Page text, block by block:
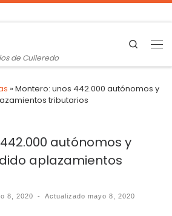
de Culleredo
Search
»Montero: unos 442.000 autónomos y
tributarios
autónomos y
aplazamientos
8, 2020 - Actualizadomayo 8, 2020